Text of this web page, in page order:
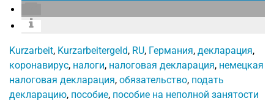
Kurzarbeit, Kurzarbeitergeld, RU, Германия, декларация,
коронавирус, налоги, налоговая декларация, немецкая
налоговая декларация, обязательство, подать
декларацию, пособие, пособие на неполной занятости